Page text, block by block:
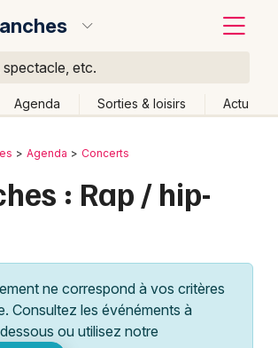
etc.
Agenda Sorties & loisirs Actu
événement
Agenda Concerts
: Rap / hip-
ne correspond à vos critères
Consultez les événéments à
ou utilisez notre
Partout
Près de moi
Ce week-end Autre